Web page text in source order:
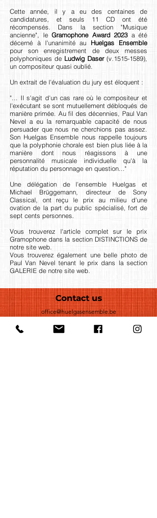
Cette année, il y a eu des centaines de
candidatures, et seuls 11 CD ont été
récompensés. Dans la section "Musique
ancienne", le Gramophone Award 2023a été
décerné à l'unanimité au Huelgas
Ensemble
pour son enregistrement de deux messes
polyphoniques de Ludwig Daser(v.1515-1589),
un compositeur quasi oublié.
Un extrait de l'évaluation du jury est éloquent :
"... Il s'agit d'un cas rare où le compositeur et
l'exécutant se sont mutuellement débloqués de
manière primée. Au fil des décennies, Paul Van
Nevel a eu la remarquable capacité de nous
persuader que nous ne cherchions pas assez.
Son Huelgas Ensemble nous rappelle toujours
que la polyphonie chorale est bien plus liée à la
manière dont nous réagissons à une
personnalité musicale individuelle qu'à la
réputation du personnage en question..."
Une délégation de l'ensemble Huelgas et
Michael Brüggemann, directeur de Sony
Classical, ont reçu le prix au milieu d'une
ovation de la part du public spécialisé, fort de
sept cents personnes.
Vous trouverez l'article complet sur le prix
Gramophone dans la section DISTINCTIONS de
notre site web.
Vous trouverez également une belle photo de
Paul Van Nevel tenant le prix dans la section
GALERIE de notre site web.
Contact us
office@huelgasensemble.be
+32 471 22 82 40